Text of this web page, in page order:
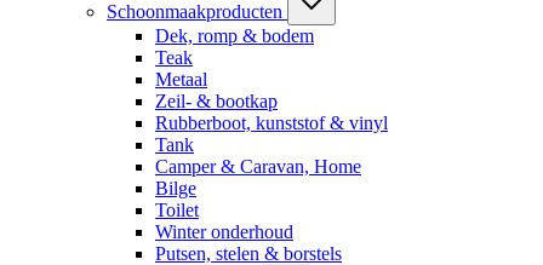
Schoonmaakproducten
Dek, romp & bodem
Teak
Metaal
Zeil- & bootkap
Rubberboot, kunststof & vinyl
Tank
Camper & Caravan, Home
Bilge
Toilet
Winter onderhoud
Putsen, stelen & borstels